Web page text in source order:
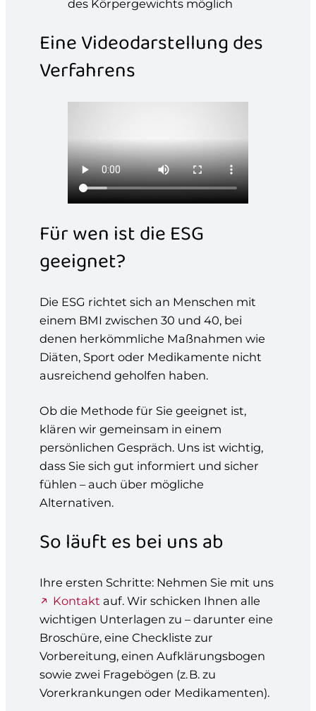
des Körpergewichts möglich
Eine Videodarstellung des
Verfahrens
Für wen ist die ESG
geeignet?
Die ESG richtet sich an Menschen mit
einem BMI zwischen 30 und 40, bei
denen herkömmliche Maßnahmen wie
Diäten, Sport oder Medikamente nicht
ausreichend geholfen haben.
Ob die Methode für Sie geeignet ist,
klären wir gemeinsam in einem
persönlichen Gespräch. Uns ist wichtig,
dass Sie sich gut informiert und sicher
fühlen – auch über mögliche
Alternativen.
So läuft es bei uns ab
Ihre ersten Schritte: Nehmen Sie mit uns
Kontakt auf. Wir schicken Ihnen alle
wichtigen Unterlagen zu – darunter eine
Broschüre, eine Checkliste zur
Vorbereitung, einen Aufklärungsbogen
sowie zwei Fragebögen (z. B. zu
Vorerkrankungen oder Medikamenten).